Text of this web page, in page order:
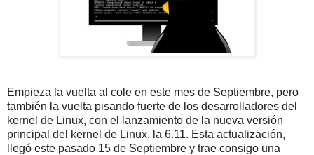
Empieza la vuelta al cole en este mes de Septiembre, pero
también la vuelta pisando fuerte de los desarrolladores del
kernel de Linux, con el lanzamiento de la nueva versión
principal del kernel de Linux, la 6.11. Esta actualización,
llegó este pasado 15 de Septiembre y trae consigo una